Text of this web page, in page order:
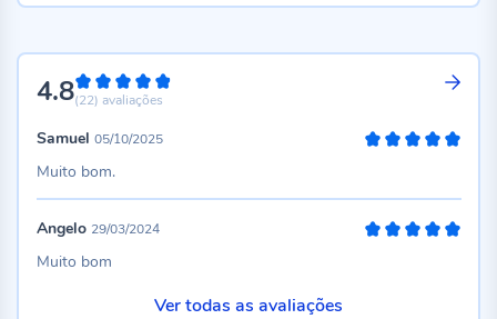
4.896%
(22) avaliações
Samuel 05/10/2025
Muito bom.
Angelo 29/03/2024
Muito bom
Ver todas as avaliações